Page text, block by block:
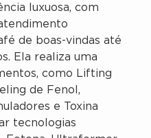
luxuosa, com
de boas-vindas até
Ela realiza uma
como Lifting
de Fenol,
e Toxina
tecnologias